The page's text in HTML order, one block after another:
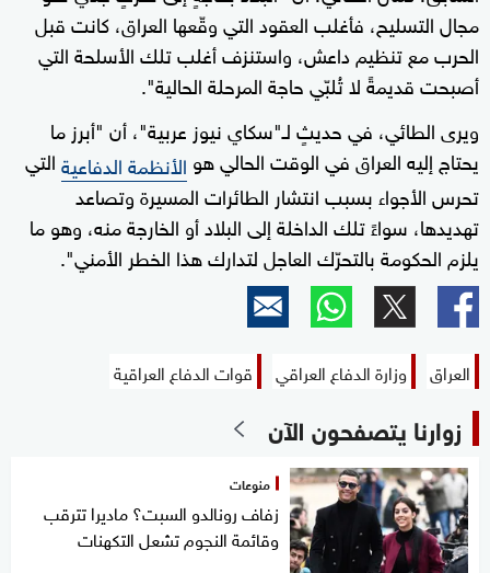
مجال التسليح، فأغلب العقود التي وقّعها العراق، كانت قبل
الحرب مع تنظيم داعش، واستنزف أغلب تلك الأسلحة التي
أصبحت قديمةً لا تُلبّي حاجة المرحلة الحالية".
ويرى الطائي، في حديثٍ لـ"سكاي نيوز عربية"، أن "أبرز ما
يحتاج إليه العراق في الوقت الحالي هو الأنظمة الدفاعيةالتي
تحرس الأجواء بسبب انتشار الطائرات المسيرة وتصاعد
تهديدها، سواءً تلك الداخلة إلى البلاد أو الخارجة منه، وهو ما
يلزم الحكومة بالتحرّك العاجل لتدارك هذا الخطر الأمني".
العراق وزارة الدفاع العراقي قوات الدفاع العراقية
زوارنا يتصفحون الآن
منوعات
زفاف رونالدو السبت؟ ماديرا تترقب
وقائمة النجوم تشعل التكهنات